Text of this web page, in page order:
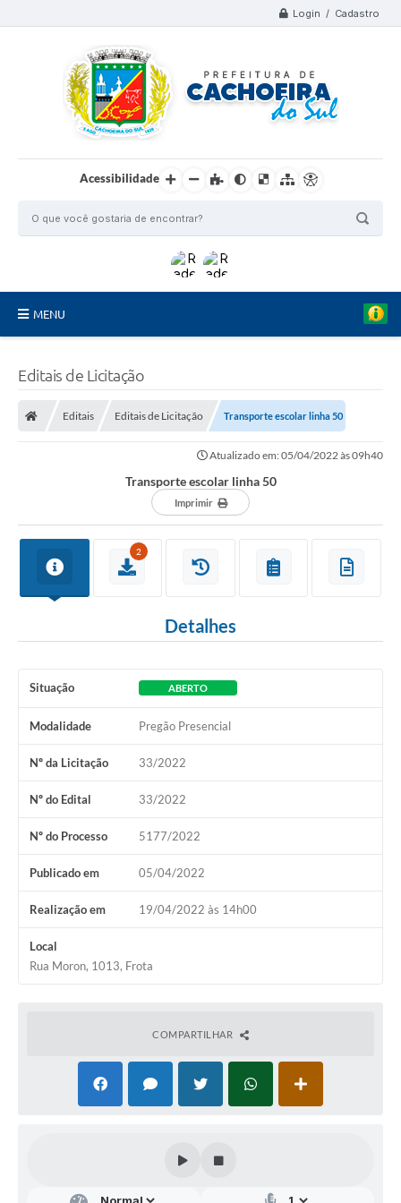
Login / Cadastro
Acessibilidade
MENU
Conselhos Municipais
Turismo
Coleta seletiva - Informações
Legislação
Galeria de Fotos
Gabinetes e Secretarias
Contas Públicas
Editais
Telefones Úteis
Editais de Licitação
Editais Editais de Licitação Transporte escolar linha 50
Atualizado em: 05/04/2022 às 09h40
Transporte escolar linha 50
Imprimir
2
Detalhes
Situação ABERTO
Modalidade Pregão Presencial
Nº da Licitação 33/2022
Nº do Edital 33/2022
Nº do Processo 5177/2022
Publicado em 05/04/2022
Realização em 19/04/2022 às 14h00
Local
Rua Moron, 1013, Frota
COMPARTILHAR